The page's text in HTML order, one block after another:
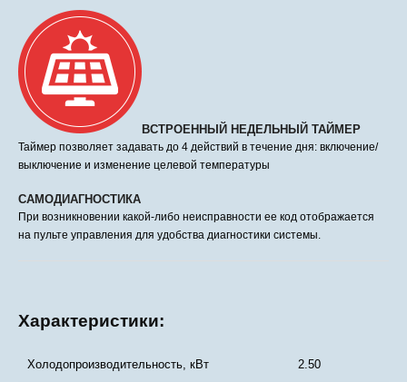
ВСТРОЕННЫЙ НЕДЕЛЬНЫЙ ТАЙМЕР
Таймер позволяет задавать до 4 действий в течение дня: включение/
выключение и изменение целевой температуры
САМОДИАГНОСТИКА
При возникновении какой-либо неисправности ее код отображается
на пульте управления для удобства диагностики системы.
Характеристики:
Холодопроизводительность, кВт 2.50